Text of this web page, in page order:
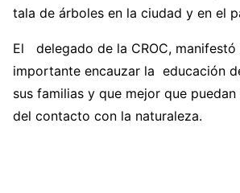
tala de árboles en la ciudad y en el
El delegado de la CROC, manifestó
importante encauzar la educación
sus familias y que mejor que
del contacto con la naturaleza.